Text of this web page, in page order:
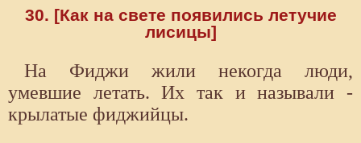
30. [Как на свете появились летучие
лисицы]
На Фиджи жили некогда люди,
умевшие летать. Их так и называли -
крылатые фиджийцы.